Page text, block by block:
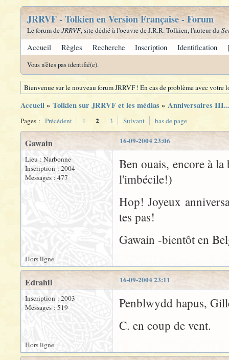
JRRVF - Tolkien en Version Française - Forum
Le forum deJRRVF, site dédié à l'oeuvre de J.R.R. Tolkien, l'auteur du
Accueil Règles Recherche Inscription Identification
Vous n'êtes pas identifié(e).
Bienvenue sur le nouveau forum JRRVF ! En cas de problème avec
Accueil» Tolkien sur JRRVF et les médias» Anniversaires
Pages : Précédent 1 2 3 Suivant bas de page
16-09-2004 23:06
Gawain
Lieu : Narbonne
Inscription : 2004
Messages : 477
Ben ouais, encore à
l'imbécile!)
Hop! Joyeux
tes pas!
Gawain -bientôt en
Hors ligne
16-09-2004 23:11
Edrahil
Inscription : 2003
Messages : 519
Penblwydd hapus,
C. en coup de vent.
Hors ligne